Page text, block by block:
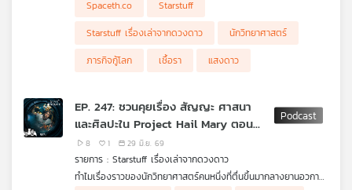
วิญญาณของมนุษย์ได้ลึกขนาดนี้
Spaceth.co
Starstuff
Starstuff เรื่องเล่าจากดวงดาว
นักวิทยาศาสตร์
ภารกิจกู้โลก
เชื้อรา แสงดาว
EP. 247: ชวนคุยเรื่อง สัญญะ ศาสนา
และศิลปะใน Project Hail Mary ตอน
แรก
8 1 29 มิ.ย. 69
รายการ : Starstuff เรื่องเล่าจากดวงดาว
ทำไมเรื่องราวของนักวิทยาศาสตร์คนหนึ่งที่ตื่นขึ้นมากลางยานอวกาศ